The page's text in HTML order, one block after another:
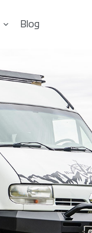
Blog